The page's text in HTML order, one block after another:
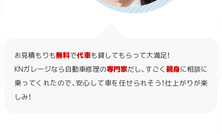
お見積もりも無料で代車も貸してもらって大満足！
KNガレージなら自動車修理の専門家だし、すごく 親身に相談に
乗ってくれたので、安心して車を任せられそう！仕上がりが楽
しみ！